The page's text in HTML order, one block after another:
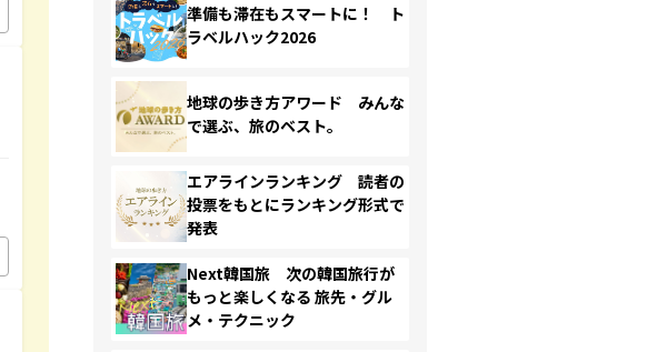
準備も滞在もスマートに！ ト
ラベルハック2026
地球の歩き方アワード みんな
で選ぶ、旅のベスト。
エアラインランキング 読者の
投票をもとにランキング形式で
発表
Next韓国旅 次の韓国旅行が
もっと楽しくなる 旅先・グル
メ・テクニック